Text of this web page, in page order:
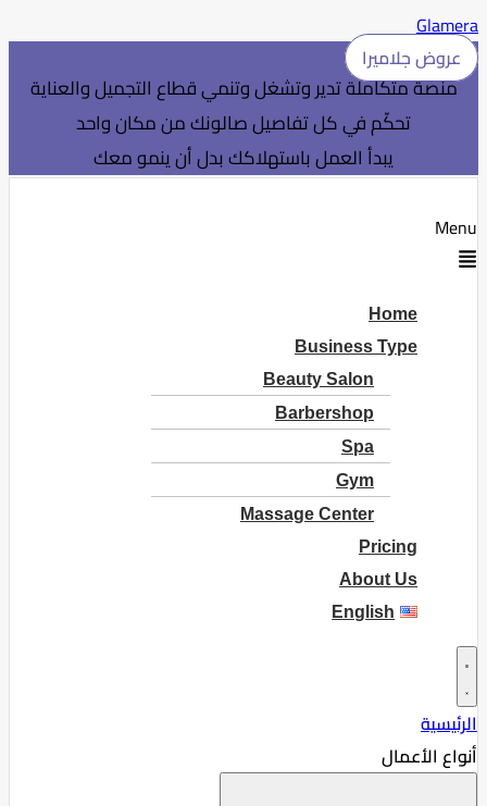
Glamera
عروض جلاميرا
منصة متكاملة تدير وتشغل وتنمي قطاع التجميل والعناية
تحكّم في كل تفاصيل صالونك من مكان واحد
يبدأ العمل باستهلاكك بدل أن ينمو معك
Menu
Home
Business Type
Beauty Salon
Barbershop
Spa
Gym
Massage Center
Pricing
About Us
English
الرئيسية
أنواع الأعمال